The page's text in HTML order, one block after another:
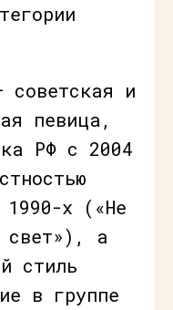
советская и
певица,
РФ с 2004
1990-х («Не
свет»), а
стиль
в группе